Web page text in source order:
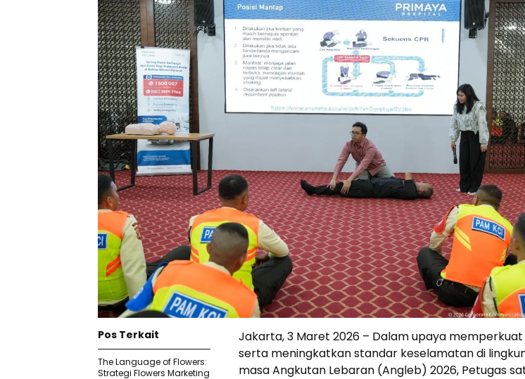
Jakarta, 3 Maret 2026 – Dalam upaya
serta meningkatkan standar keselamatan di
masa Angkutan Lebaran (Angleb) 2026, Petugas
Pos Terkait
The Language of Flowers:
Strategi Flowers Marketing